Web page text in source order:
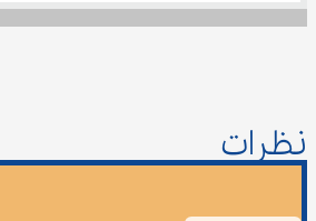
نظرات